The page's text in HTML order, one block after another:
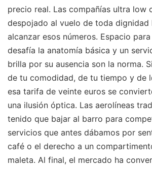
precio real. Las compañías ultra low
despojado al vuelo de toda dignidad
alcanzar esos números. Espacio
desafía la anatomía básica y un
brilla por su ausencia son la norma.
de tu comodidad, de tu tiempo y de
esa tarifa de veinte euros se
una ilusión óptica. Las aerolíneas
tenido que bajar al barro para
servicios que antes dábamos por
café o el derecho a un
maleta. Al final, el mercado ha